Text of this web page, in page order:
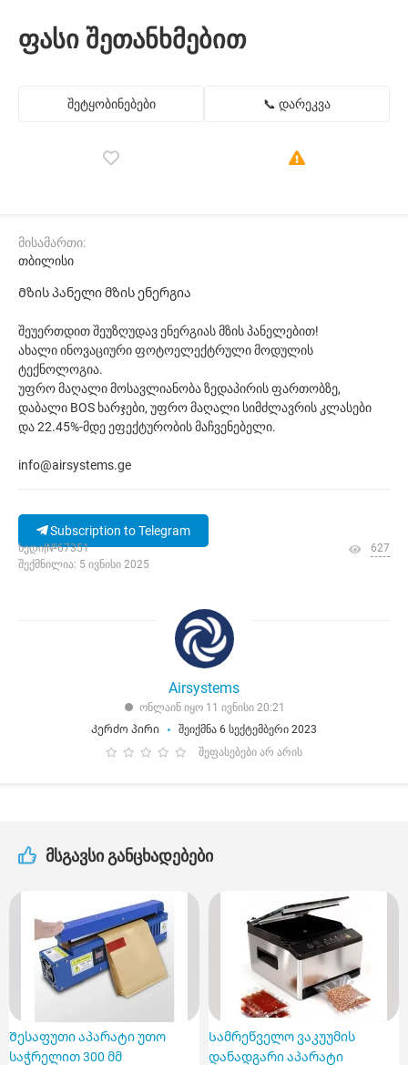
ფასი შეთანხმებით
შეტყობინებები 📞 დარეკვა
მისამართი:
თბილისი
Მზის პანელი მზის ენერგია
შეუერთდით შეუზღუდავ ენერგიას მზის პანელებით!
ახალი ინოვაციური ფოტოელექტრული მოდულის
ტექნოლოგია.
უფრო მაღალი მოსავლიანობა ზედაპირის ფართობზე,
დაბალი BOS ხარჯები, უფრო მაღალი სიმძლავრის კლასები
და 22.45%-მდე ეფექტურობის მაჩვენებელი.
info@airsystems.ge
Subscription to Telegram
ხედი|№67351
შექმნილია: 5 ივნისი 2025
627
Airsystems
ონლაინ იყო 11 ივნისი 20:21
Კერძო პირი
შეიქმნა 6 სექტემბერი 2023
შეფასებები არ არის
მსგავსი განცხადებები
Შესაფუთი აპარატი უთო
საჭრელით 300 მმ
Სამრეწველო ვაკუუმის
დანადგარი აპარატი